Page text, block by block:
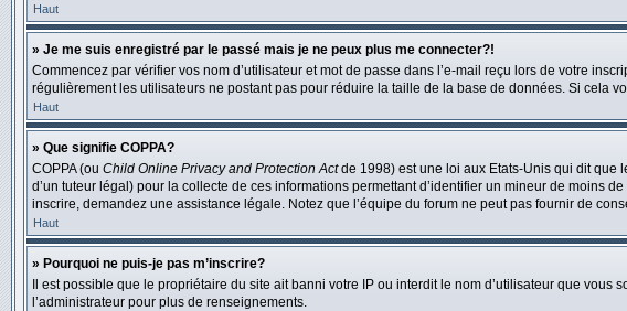
Haut
» Je me suis enregistré par le passé mais je ne peux plus me connecter?!
Commencez par vérifier vos nom d’utilisateur et mot de passe dans l’e-mail reçu lors de votre
régulièrement les utilisateurs ne postant pas pour réduire la taille de la base de données. Si cela
Haut
» Que signifie COPPA?
COPPA (ou Child Online Privacy and Protection Actde 1998) est une loi aux Etats-Unis qui dit que
d’un tuteur légal) pour la collecte de ces informations permettant d’identifier un mineur de moins
inscrire, demandez une assistance légale. Notez que l’équipe du forum ne peut pas fournir de
Haut
» Pourquoi ne puis-je pas m’inscrire?
Il est possible que le propriétaire du site ait banni votre IP ou interdit le nom d’utilisateur que
l’administrateur pour plus de renseignements.